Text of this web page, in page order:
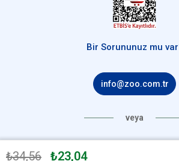
₺34,56 ₺23,04
Bir Sorununuz mu
info@zoo.com.tr
veya